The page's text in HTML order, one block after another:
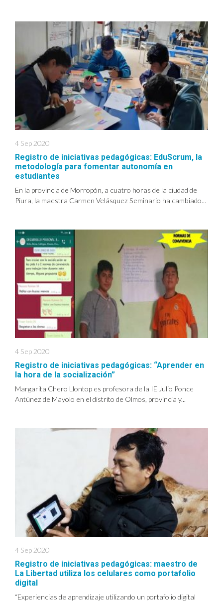
4 Sep 2020
Registro de iniciativas pedagógicas: EduScrum, la
metodología para fomentar autonomía en
estudiantes
En la provincia de Morropón, a cuatro horas de la ciudad de
Piura, la maestra Carmen Velásquez Seminario ha cambiado...
4 Sep 2020
Registro de iniciativas pedagógicas: “Aprender en
la hora de la socialización”
Margarita Chero Llontop es profesora de la IE Julio Ponce
Antúnez de Mayolo en el distrito de Olmos, provincia y...
4 Sep 2020
Registro de iniciativas pedagógicas: maestro de
La Libertad utiliza los celulares como portafolio
digital
“Experiencias de aprendizaje utilizando un portafolio digital